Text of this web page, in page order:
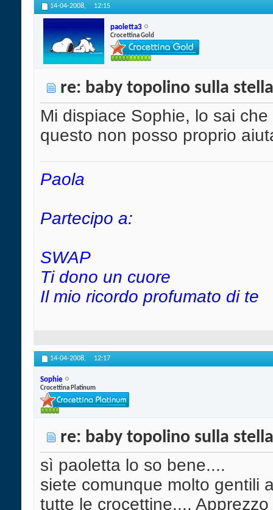
14-04-2008, 12:15
paoletta3
Crocettina Gold
re: baby topolino sulla stella
Mi dispiace Sophie, lo sai
questo non posso proprio
Paola
Partecipo a:
SWAP
Ti dono un cuore
Il mio ricordo profumato di te
14-04-2008, 12:17
Sophie
Crocettina Platinum
re: baby topolino sulla stella
sì paoletta lo so bene....
siete comunque molto gentili
tutte le crocettine....